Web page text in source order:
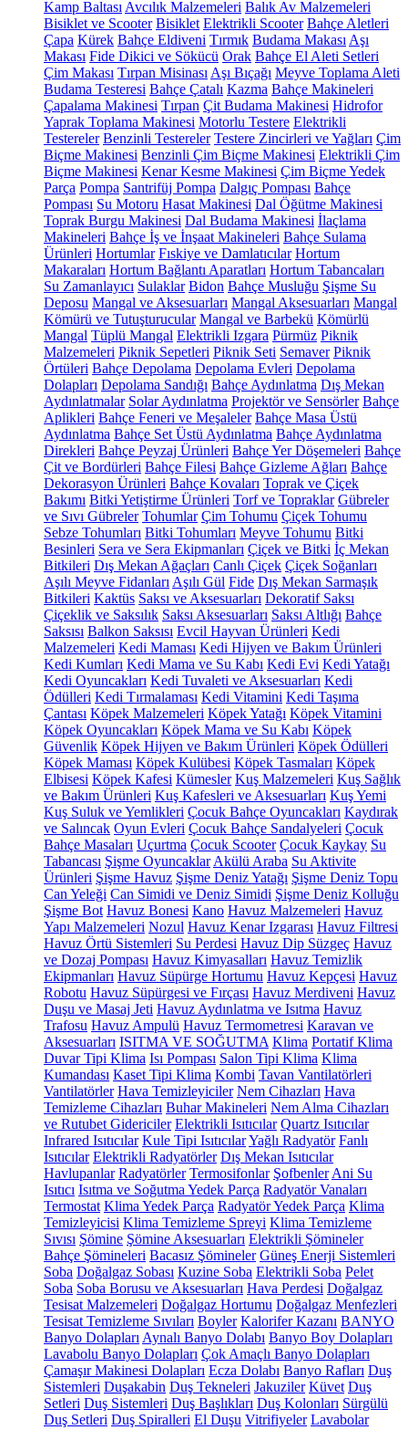
Kamp Baltası Avcılık Malzemeleri Balık Av Malzemeleri
Bisiklet ve Scooter Bisiklet Elektrikli Scooter Bahçe Aletleri
Çapa Kürek Bahçe Eldiveni Tırmık Budama Makası Aşı
Makası Fide Dikici ve Sökücü Orak Bahçe El Aleti Setleri
Çim Makası Tırpan Misinası Aşı Bıçağı Meyve Toplama Aleti
Budama Testeresi Bahçe Çatalı Kazma Bahçe Makineleri
Çapalama Makinesi Tırpan Çit Budama Makinesi Hidrofor
Yaprak Toplama Makinesi Motorlu Testere Elektrikli
Testereler Benzinli Testereler Testere Zincirleri ve Yağları Çim
Biçme Makinesi Benzinli Çim Biçme Makinesi Elektrikli Çim
Biçme Makinesi Kenar Kesme Makinesi Çim Biçme Yedek
Parça Pompa Santrifüj Pompa Dalgıç Pompası Bahçe
Pompası Su Motoru Hasat Makinesi Dal Öğütme Makinesi
Toprak Burgu Makinesi Dal Budama Makinesi İlaçlama
Makineleri Bahçe İş ve İnşaat Makineleri Bahçe Sulama
Ürünleri Hortumlar Fıskiye ve Damlatıcılar Hortum
Makaraları Hortum Bağlantı Aparatları Hortum Tabancaları
Su Zamanlayıcı Sulaklar Bidon Bahçe Musluğu Şişme Su
Deposu Mangal ve Aksesuarları Mangal Aksesuarları Mangal
Kömürü ve Tutuşturucular Mangal ve Barbekü Kömürlü
Mangal Tüplü Mangal Elektrikli Izgara Pürmüz Piknik
Malzemeleri Piknik Sepetleri Piknik Seti Semaver Piknik
Örtüleri Bahçe Depolama Depolama Evleri Depolama
Dolapları Depolama Sandığı Bahçe Aydınlatma Dış Mekan
Aydınlatmalar Solar Aydınlatma Projektör ve Sensörler Bahçe
Aplikleri Bahçe Feneri ve Meşaleler Bahçe Masa Üstü
Aydınlatma Bahçe Set Üstü Aydınlatma Bahçe Aydınlatma
Direkleri Bahçe Peyzaj Ürünleri Bahçe Yer Döşemeleri Bahçe
Çit ve Bordürleri Bahçe Filesi Bahçe Gizleme Ağları Bahçe
Dekorasyon Ürünleri Bahçe Kovaları Toprak ve Çiçek
Bakımı Bitki Yetiştirme Ürünleri Torf ve Topraklar Gübreler
ve Sıvı Gübreler Tohumlar Çim Tohumu Çiçek Tohumu
Sebze Tohumları Bitki Tohumları Meyve Tohumu Bitki
Besinleri Sera ve Sera Ekipmanları Çiçek ve Bitki İç Mekan
Bitkileri Dış Mekan Ağaçları Canlı Çiçek Çiçek Soğanları
Aşılı Meyve Fidanları Aşılı Gül Fide Dış Mekan Sarmaşık
Bitkileri Kaktüs Saksı ve Aksesuarları Dekoratif Saksı
Çiçeklik ve Saksılık Saksı Aksesuarları Saksı Altlığı Bahçe
Saksısı Balkon Saksısı Evcil Hayvan Ürünleri Kedi
Malzemeleri Kedi Maması Kedi Hijyen ve Bakım Ürünleri
Kedi Kumları Kedi Mama ve Su Kabı Kedi Evi Kedi Yatağı
Kedi Oyuncakları Kedi Tuvaleti ve Aksesuarları Kedi
Ödülleri Kedi Tırmalaması Kedi Vitamini Kedi Taşıma
Çantası Köpek Malzemeleri Köpek Yatağı Köpek Vitamini
Köpek Oyuncakları Köpek Mama ve Su Kabı Köpek
Güvenlik Köpek Hijyen ve Bakım Ürünleri Köpek Ödülleri
Köpek Maması Köpek Kulübesi Köpek Tasmaları Köpek
Elbisesi Köpek Kafesi Kümesler Kuş Malzemeleri Kuş Sağlık
ve Bakım Ürünleri Kuş Kafesleri ve Aksesuarları Kuş Yemi
Kuş Suluk ve Yemlikleri Çocuk Bahçe Oyuncakları Kaydırak
ve Salıncak Oyun Evleri Çocuk Bahçe Sandalyeleri Çocuk
Bahçe Masaları Uçurtma Çocuk Scooter Çocuk Kaykay Su
Tabancası Şişme Oyuncaklar Akülü Araba Su Aktivite
Ürünleri Şişme Havuz Şişme Deniz Yatağı Şişme Deniz Topu
Can Yeleği Can Simidi ve Deniz Simidi Şişme Deniz Kolluğu
Şişme Bot Havuz Bonesi Kano Havuz Malzemeleri Havuz
Yapı Malzemeleri Nozul Havuz Kenar Izgarası Havuz Filtresi
Havuz Örtü Sistemleri Su Perdesi Havuz Dip Süzgeç Havuz
ve Dozaj Pompası Havuz Kimyasalları Havuz Temizlik
Ekipmanları Havuz Süpürge Hortumu Havuz Kepçesi Havuz
Robotu Havuz Süpürgesi ve Fırçası Havuz Merdiveni Havuz
Duşu ve Masaj Jeti Havuz Aydınlatma ve Isıtma Havuz
Trafosu Havuz Ampulü Havuz Termometresi Karavan ve
Aksesuarları ISITMA VE SOĞUTMA Klima Portatif Klima
Duvar Tipi Klima Isı Pompası Salon Tipi Klima Klima
Kumandası Kaset Tipi Klima Kombi Tavan Vantilatörleri
Vantilatörler Hava Temizleyiciler Nem Cihazları Hava
Temizleme Cihazları Buhar Makineleri Nem Alma Cihazları
ve Rutubet Gidericiler Elektrikli Isıtıcılar Quartz Isıtıcılar
Infrared Isıtıcılar Kule Tipi IsıtıcılarYağlı Radyatör Fanlı
Isıtıcılar Elektrikli Radyatörler Dış Mekan Isıtıcılar
Havlupanlar Radyatörler Termosifonlar Şofbenler Ani Su
Isıtıcı Isıtma ve Soğutma Yedek Parça Radyatör Vanaları
Termostat Klima Yedek Parça Radyatör Yedek Parça Klima
Temizleyicisi Klima Temizleme Spreyi Klima Temizleme
Sıvısı Şömine Şömine Aksesuarları Elektrikli Şömineler
Bahçe Şömineleri Bacasız Şömineler Güneş Enerji Sistemleri
Soba Doğalgaz Sobası Kuzine Soba Elektrikli Soba Pelet
Soba Soba Borusu ve Aksesuarları Hava Perdesi Doğalgaz
Tesisat Malzemeleri Doğalgaz Hortumu Doğalgaz Menfezleri
Tesisat Temizleme Sıvıları Boyler Kalorifer Kazanı BANYO
Banyo Dolapları Aynalı Banyo Dolabı Banyo Boy Dolapları
Lavabolu Banyo Dolapları Çok Amaçlı Banyo Dolapları
Çamaşır Makinesi Dolapları Ecza Dolabı Banyo Rafları Duş
Sistemleri Duşakabin Duş Tekneleri Jakuziler Küvet Duş
Setleri Duş Sistemleri Duş Başlıkları Duş Kolonları Sürgülü
Duş Setleri Duş Spiralleri El Duşu Vitrifiyeler Lavabolar